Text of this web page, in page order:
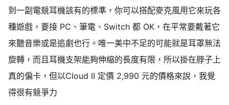
到一副電競耳機該有的標準，你可以搭配麥克風用它來玩各
種遊戲，要接 PC、筆電、Switch 都 OK，在平常要戴著它
來聽音樂或是追劇也行。唯一美中不足的可能就是耳罩無法
旋轉，而且耳機支架能夠伸縮的長度有限，所以掛在脖子上
真的偏卡，但以Cloud II 定價 2,990 元的價格來說，我覺
得很有競爭力